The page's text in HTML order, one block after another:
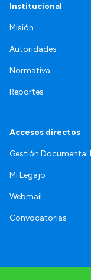
Institucional
Misión
Autoridades
Normativa
Reportes
Accesos directos
Gestión Documental
Mi Legajo
Webmail
Convocatorias